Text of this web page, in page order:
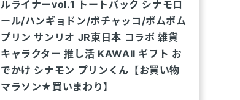
ルライナーvol.1 トートバック シナモロ
ール/ハンギョドン/ポチャッコ/ポムポム
プリン サンリオ JR東日本 コラボ 雑貨
キャラクター 推し活 KAWAII ギフト お
でかけ シナモン プリンくん【お買い物
マラソン★買いまわり】